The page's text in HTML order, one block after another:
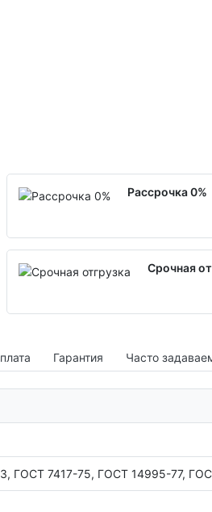
Рассрочка 0%
Срочная
Гарантия Часто
ГОСТ 7417-75, ГОСТ 14995-77,